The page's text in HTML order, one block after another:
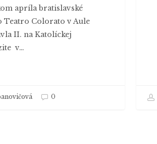
apríla bratislavské
Teatro Colorato v Aule
II. na Katolíckej
v…
0